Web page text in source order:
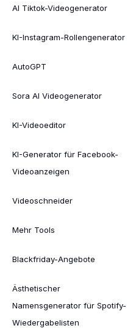
AI Tiktok-Videogenerator
KI-Instagram-Rollengenerator
AutoGPT
Sora AI Videogenerator
KI-Videoeditor
KI-Generator für Facebook-
Videoanzeigen
Videoschneider
Mehr Tools
Blackfriday-Angebote
Ästhetischer
Namensgenerator für Spotify-
Wiedergabelisten